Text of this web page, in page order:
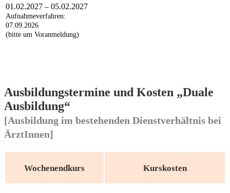
01.02.2027 – 05.02.2027
Auf­nah­me­ver­fah­ren:
07.09.2026
(bit­te um Voranmeldung)
Ausbildungstermine und Kosten „Duale
Ausbildung“
[Ausbildung im bestehenden Dienstverhältnis bei
ÄrztInnen]
Wochenendkurs Kurskosten